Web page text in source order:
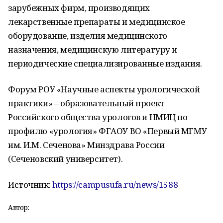
зарубежных фирм, производящих
лекарственные препараты и медицинское
оборудование, изделия медицинского
назначения, медицинскую литературу и
периодические специализированные издания.
Форум РОУ «Научные аспекты урологической
практики» – образовательный проект
Российского общества урологов и НМИЦ по
профилю «урология» ФГАОУ ВО «Первый МГМУ
им. И.М. Сеченова» Минздрава России
(Сеченовский университет).
Источник:https://campusufa.ru/news/1588
Автор: